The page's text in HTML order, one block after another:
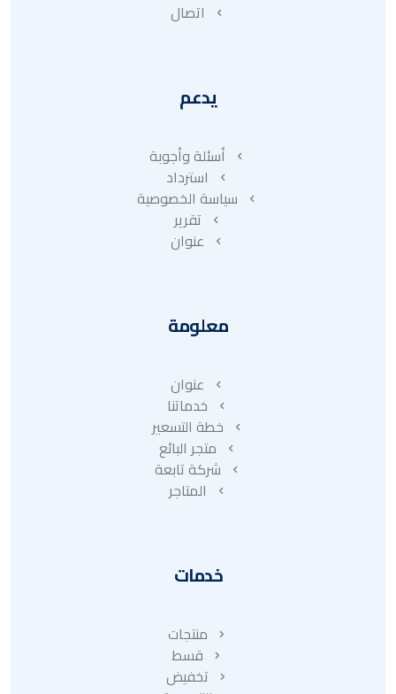
اتصال
يدعم
أسئلة وأجوبة
استرداد
سياسة الخصوصية
تقرير
عنوان
معلومة
عنوان
خدماتنا
خطة التسعير
متجر البائع
شركة تابعة
المتاجر
خدمات
منتجات
قسط
تخفيض